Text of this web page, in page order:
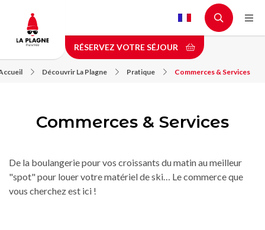
contenu
principal
RÉSERVEZ VOTRE SÉJOUR
Découvrir La Plagne Pratique Commerces & Services
Commerces & Services
De la boulangerie pour vos croissants du matin au meilleur
"spot" pour louer votre matériel de ski… Le commerce que
vous cherchez est ici !